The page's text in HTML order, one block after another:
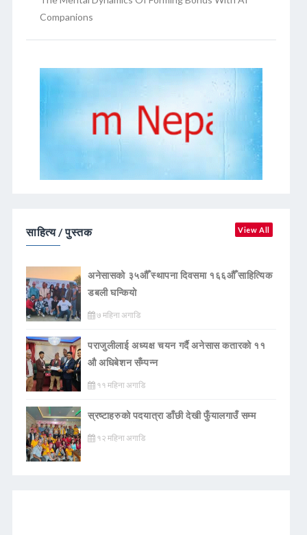
Companions
साहित्य / पुस्तक View All
अनेसासको ३५औँ स्थापना दिवसमा १६६औँ साहित्यिक
डबली घन्कियाे
७ महिना अगाडि
पराजुलीलाई अध्यक्ष चयन गर्दै अनेसास कतारको ११
औ अधिबेशन सँम्पन्न
११ महिना अगाडि
स्रष्टाहरुको पदयात्रा डाँछी देखी फुँयालगाउँ सम्म
१२ महिना अगाडि